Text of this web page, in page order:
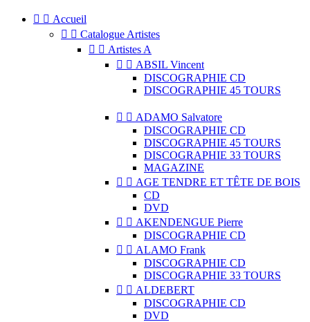
  Accueil
  Catalogue Artistes
  Artistes A
  ABSIL Vincent
DISCOGRAPHIE CD
DISCOGRAPHIE 45 TOURS
  ADAMO Salvatore
DISCOGRAPHIE CD
DISCOGRAPHIE 45 TOURS
DISCOGRAPHIE 33 TOURS
MAGAZINE
  AGE TENDRE ET TÊTE DE BOIS
CD
DVD
  AKENDENGUE Pierre
DISCOGRAPHIE CD
  ALAMO Frank
DISCOGRAPHIE CD
DISCOGRAPHIE 33 TOURS
  ALDEBERT
DISCOGRAPHIE CD
DVD